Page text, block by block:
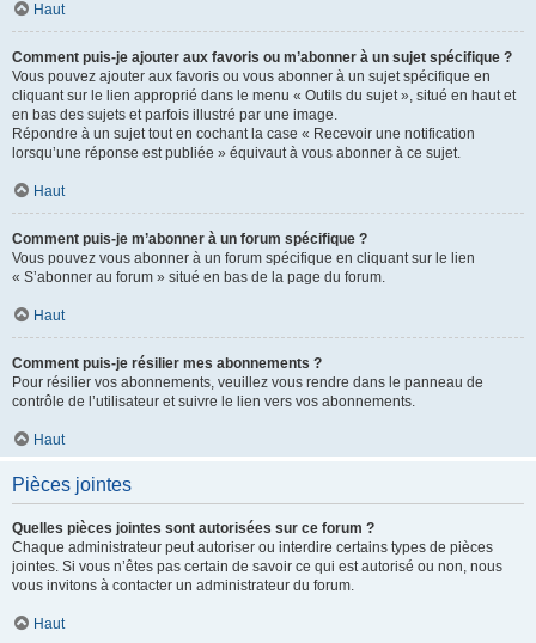
Haut
Comment puis-je ajouter aux favoris ou m’abonner à un sujet spécifique ?
Vous pouvez ajouter aux favoris ou vous abonner à un sujet spécifique en
cliquant sur le lien approprié dans le menu « Outils du sujet », situé en haut et
en bas des sujets et parfois illustré par une image.
Répondre à un sujet tout en cochant la case « Recevoir une notification
lorsqu’une réponse est publiée » équivaut à vous abonner à ce sujet.
Haut
Comment puis-je m’abonner à un forum spécifique ?
Vous pouvez vous abonner à un forum spécifique en cliquant sur le lien
« S’abonner au forum » situé en bas de la page du forum.
Haut
Comment puis-je résilier mes abonnements ?
Pour résilier vos abonnements, veuillez vous rendre dans le panneau de
contrôle de l’utilisateur et suivre le lien vers vos abonnements.
Haut
Pièces jointes
Quelles pièces jointes sont autorisées sur ce forum ?
Chaque administrateur peut autoriser ou interdire certains types de pièces
jointes. Si vous n’êtes pas certain de savoir ce qui est autorisé ou non, nous
vous invitons à contacter un administrateur du forum.
Haut